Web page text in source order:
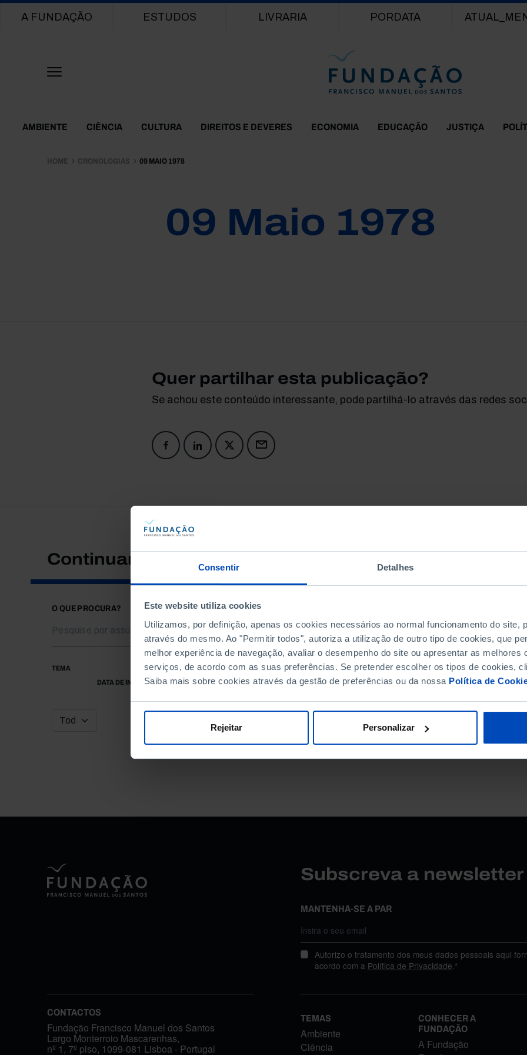
Consentir Detalhes
Este website utiliza cookies
Utilizamos, por definição, apenas os cookies necessários ao normal funcionamento do site,
através do mesmo. Ao "Permitir todos", autoriza a utilização de outro tipo de cookies, que
melhor experiência de navegação, avaliar o desempenho do site ou apresentar as melhores
serviços, de acordo com as suas preferências. Se pretender escolher os tipos de cookies,
Saiba mais sobre cookies através da gestão de preferências ou da nossa Política de
Rejeitar Personalizar
Main navigation
A FUNDAÇÃO ESTUDOS LIVRARIA PORDATA
Themes Menu
AMBIENTE CIÊNCIA CULTURA DIREITOS E DEVERES ECONOMIA EDUCAÇÃO JUSTIÇA
HOME CRONOLOGIAS 09 MAIO 1978
09 Maio 1978
Quer partilhar esta publicação?
Se achou este conteúdo interessante, pode partilhá-lo através das redes
Continuar a pesquisar
O QUE PROCURA?
TEMA
DATA DE INÍCIO
DATA DE FIM
Subscreva a
MANTENHA-SE A PAR
Autorizo o tratamento dos meus dados pessoais aqui
acordo com a Política de Privacidade.*
CONTACTOS
Fundação Francisco Manuel dos Santos
Largo Monterroio Mascarenhas,
nº 1, 7º piso, 1099-081 Lisboa - Portugal
TEMAS
Ambiente
Ciência
CONHECER A
FUNDAÇÃO
A Fundação